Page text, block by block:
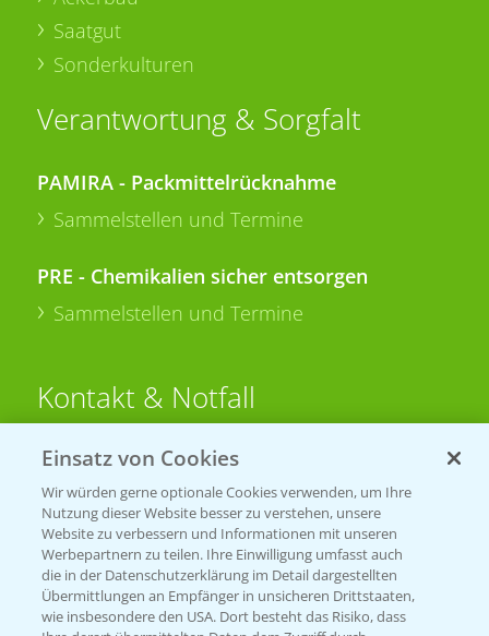
Saatgut
Sonderkulturen
Verantwortung & Sorgfalt
PAMIRA - Packmittelrücknahme
Sammelstellen und Termine
PRE - Chemikalien sicher entsorgen
Sammelstellen und Termine
Kontakt & Notfall
Beratung auf WhatsApp
T.+49 (0)174 346 564 1
KONTAKT
Hilfe in Notfällen
Einsatz von Cookies
Wir würden gerne optionale Cookies verwenden, um Ihre
Nutzung dieser Website besser zu verstehen, unsere
Website zu verbessern und Informationen mit unseren
Werbepartnern zu teilen. Ihre Einwilligung umfasst auch
die in der Datenschutzerklärung im Detail dargestellten
Übermittlungen an Empfänger in unsicheren Drittstaaten,
wie insbesondere den USA. Dort besteht das Risiko, dass